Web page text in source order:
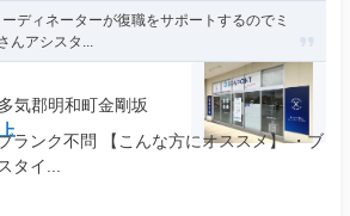
ディネーターが復職をサポートするのでミ
んアシスタ...
気郡明和町金剛坂
ランク不問 【こんな方にオススメ】 ・ブ
タイ...